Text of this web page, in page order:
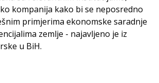
kompanija kako bi se neposredno
primjerima ekonomske saradnje
zemlje - najavljeno je iz
u BiH.